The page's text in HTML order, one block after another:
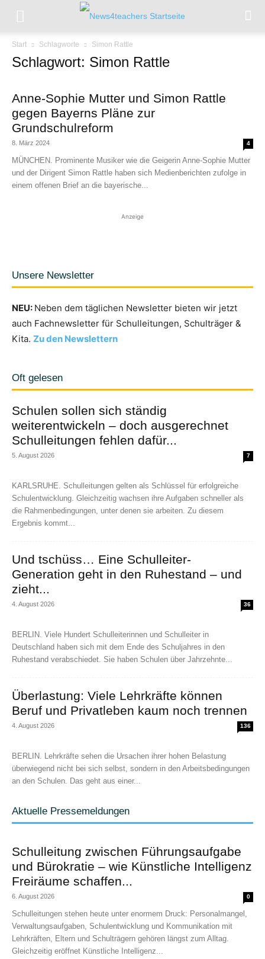
Start Schlagworte Simon Rattle
Schlagwort: Simon Rattle
Anne-Sophie Mutter und Simon Rattle
gegen Bayerns Pläne zur
Grundschulreform
8. März 2024 4
MÜNCHEN. Prominente Musiker wie die Geigerin Anne-Sophie Mutter
und der Dirigent Simon Rattle haben sich Medienberichten zufolge in
einem offenen Brief an die bayerische...
Anzeige
Unsere Newsletter
NEU: Neben dem täglichen Newsletter bieten wir jetzt
auch Fachnewsletter für Schulleitungen, Schulträger &
Kita. Zu den Newslettern
Oft gelesen
Schulen sollen sich ständig
weiterentwickeln – doch ausgerechnet
Schulleitungen fehlen dafür...
5. August 2026 7
KARLSRUHE. Schulleitungen gelten als Schlüssel für erfolgreiche
Schulentwicklung. Gleichzeitig wachsen ihre Aufgaben schneller als
die Rahmenbedingungen, unter denen sie arbeiten. Zu diesem
Ergebnis kommt...
Und tschüss… Eine Schulleiter-
Generation geht in den Ruhestand – und
zieht...
4. August 2026 36
BERLIN. Viele Hundert Schulleiterinnen und Schulleiter in
Deutschland haben sich mit dem Ende des Schuljahres in den
Ruhestand verabschiedet. Sie haben Schulen über Jahrzehnte...
Überlastung: Viele Lehrkräfte können
Beruf und Privatleben kaum noch trennen
4. August 2026 136
BERLIN. Lehrkräfte sehen die Ursachen ihrer hohen Belastung
überwiegend nicht bei sich selbst, sondern in den Arbeitsbedingungen
an den Schulen. Das geht aus einer...
Aktuelle Pressemeldungen
Schulleitung zwischen Führungsaufgabe
und Bürokratie – wie Künstliche Intelligenz
Freiräume schaffen...
6. August 2026 0
Schulleitungen stehen heute unter enormem Druck: Personalmangel,
Verwaltungsaufgaben, Schulentwicklung und Kommunikation mit
Lehrkräften, Eltern und Schulträgern gehören längst zum Alltag.
Gleichzeitig eröffnet Künstliche Intelligenz...